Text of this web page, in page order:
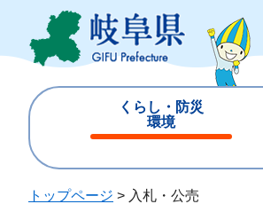
ジ
ュ
くらし・防災
環境
じ
トップページ > 入札・公売